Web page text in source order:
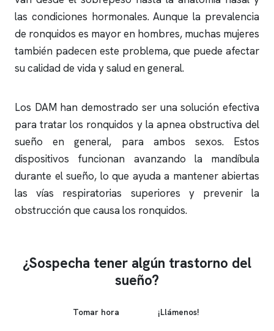
las condiciones hormonales. Aunque la prevalencia
de ronquidos es mayor en hombres, muchas mujeres
también padecen este problema, que puede afectar
su calidad de vida y salud en general.
Los DAM han demostrado ser una solución efectiva
para tratar los ronquidos y la apnea obstructivadel
sueño en general, para ambos sexos. Estos
dispositivos funcionan avanzando la mandíbula
durante el sueño, lo que ayuda a mantener abiertas
las vías respiratorias superiores y prevenir la
obstrucción que causa los ronquidos.
¿Sospecha tener algún trastorno del
sueño?
Tomar hora ¡Llámenos!